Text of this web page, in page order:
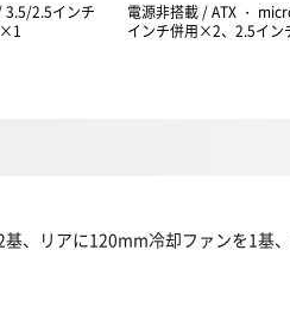
3.5/2.5インチ
電源非搭載 / ATX ・
インチ併用×2、2.5イ
、リアに120mm冷却ファンを1基